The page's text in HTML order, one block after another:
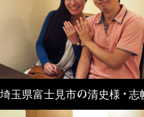
埼玉県富士見市の清史様・